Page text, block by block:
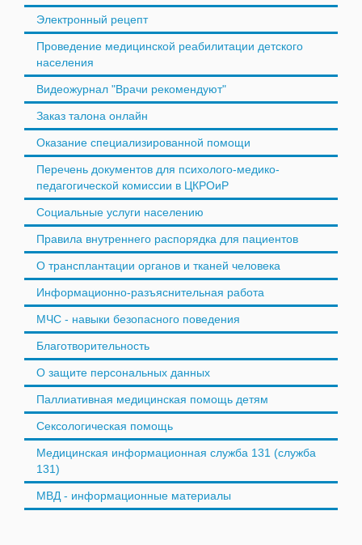
Электронный рецепт
Проведение медицинской реабилитации детского
населения
Видеожурнал "Врачи рекомендуют"
Заказ талона онлайн
Оказание специализированной помощи
Перечень документов для психолого-медико-
педагогической комиссии в ЦКРОиР
Социальные услуги населению
Правила внутреннего распорядка для пациентов
О трансплантации органов и тканей человека
Информационно-разъяснительная работа
МЧС - навыки безопасного поведения
Благотворительность
О защите персональных данных
Паллиативная медицинская помощь детям
Сексологическая помощь
Медицинская информационная служба 131 (служба
131)
МВД - информационные материалы